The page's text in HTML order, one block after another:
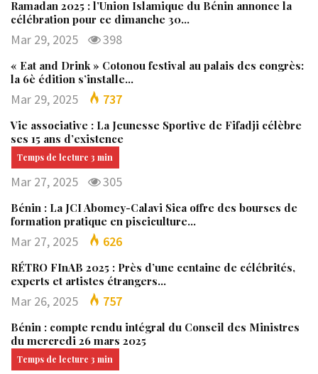
Ramadan 2025 : l’Union Islamique du Bénin annonce la
célébration pour ce dimanche 30…
Mar 29, 2025 398
« Eat and Drink » Cotonou festival au palais des congrès:
la 6è édition s’installe…
Mar 29, 2025 737
Vie associative : La Jeunesse Sportive de Fifadji célèbre
ses 15 ans d’existence
Mar 27, 2025 305
Bénin : La JCI Abomey-Calavi Sica offre des bourses de
formation pratique en pisciculture…
Mar 27, 2025 626
RÉTRO FInAB 2025 : Près d’une centaine de célébrités,
experts et artistes étrangers…
Mar 26, 2025 757
Bénin : compte rendu intégral du Conseil des Ministres
du mercredi 26 mars 2025